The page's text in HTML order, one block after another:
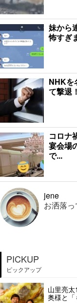
妹から
怖すぎ
NHKを
て撃退
コロナ
宴会場
で...
jene
お洒落っ
PICKUP
ピックアップ
山里亮
奥様と「